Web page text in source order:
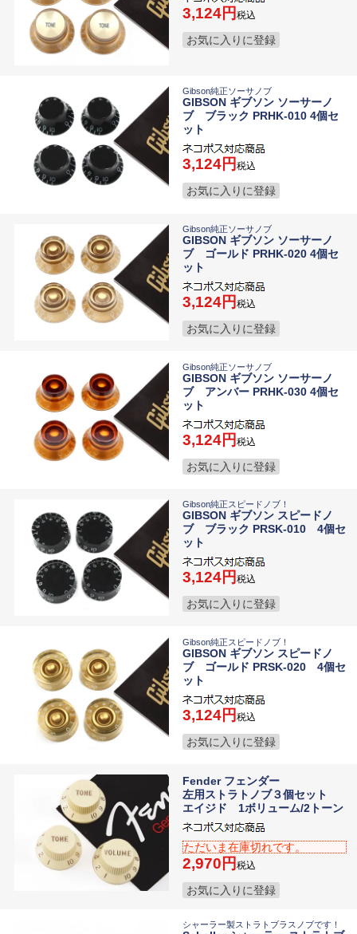
3,124 税込
お気に入りに登録
Gibson純正ソーサノブ
GIBSON ギブソン ソーサーノ
ブ ブラック PRHK-010 4個セ
ット
3,124 税込
お気に入りに登録
Gibson純正ソーサノブ
GIBSON ギブソン ソーサーノ
ブ ゴールド PRHK-020 4個セ
ット
3,124 税込
お気に入りに登録
Gibson純正ソーサノブ
GIBSON ギブソン ソーサーノ
ブ アンバー PRHK-030 4個セ
ット
3,124 税込
お気に入りに登録
Gibson純正スピードノブ！
GIBSON ギブソン スピードノ
ブ ブラック PRSK-010 4個セ
ット
3,124 税込
お気に入りに登録
Gibson純正スピードノブ！
GIBSON ギブソン スピードノ
ブ ゴールド PRSK-020 4個セ
ット
3,124 税込
お気に入りに登録
Fender フェンダー
左用ストラトノブ３個セット
エイジド 1ボリューム/2トーン
ただいま在庫切れです。
2,970 税込
お気に入りに登録
シャーラー製ストラトブラスノブです！